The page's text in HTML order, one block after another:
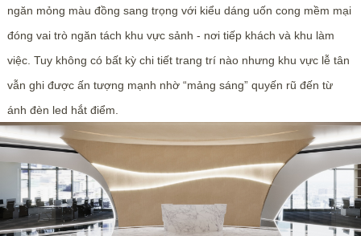
ngăn mỏng màu đồng sang trọng với kiểu dáng uốn cong mềm mại
đóng vai trò ngăn tách khu vực sảnh - nơi tiếp khách và khu làm
việc. Tuy không có bất kỳ chi tiết trang trí nào nhưng khu vực lễ tân
vẫn ghi được ấn tượng mạnh nhờ “mảng sáng” quyến rũ đến từ
ánh đèn led hắt điểm.